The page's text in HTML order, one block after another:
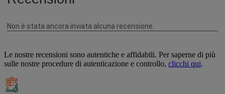
Le nostre recensioni sono autentiche e affidabili. Per saperne di più
sulle nostre procedure di autenticazione e controllo, clicchi qui.